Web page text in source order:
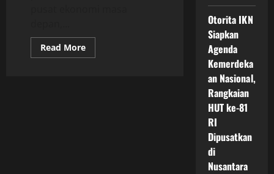
Read MoreRead
more
Otorita IKN
Siapkan
Agenda
Kemerdeka
an Nasional,
Rangkaian
HUT ke-81
RI
Dipusatkan
di
Nusantara